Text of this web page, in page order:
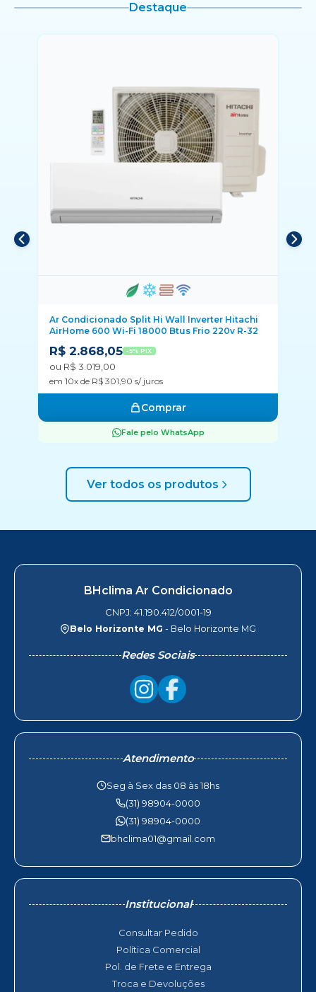
Destaque
Ar Condicionado Split Hi Wall Inverter Hitachi
AirHome 600 Wi-Fi 18000 Btus Frio 220v R-32
R$ 2.868,05 -5% PIX
ou R$ 3.019,00
em 10x de R$ 301,90 s/ juros
Comprar
Fale pelo WhatsApp
Ver todos os produtos
BHclima Ar Condicionado
CNPJ: 41.190.412/0001-19
Belo Horizonte MG - Belo Horizonte MG
Redes Sociais
Atendimento
Seg à Sex das 08 às 18hs
(31) 98904-0000
(31) 98904-0000
bhclima01@gmail.com
Institucional
Consultar Pedido
Política Comercial
Pol. de Frete e Entrega
Troca e Devoluções